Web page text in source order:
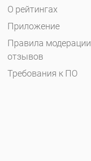
О рейтингах
Приложение
Правила модерации
отзывов
Требования к ПО